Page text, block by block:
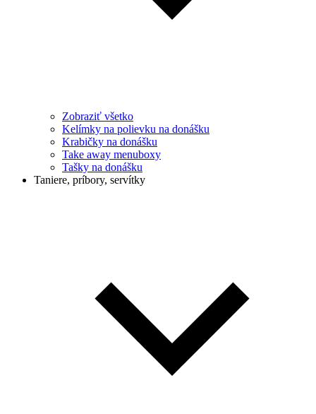
Zobraziť všetko
Kelímky na polievku na donášku
Krabičky na donášku
Take away menuboxy
Tašky na donášku
Taniere, príbory, servítky